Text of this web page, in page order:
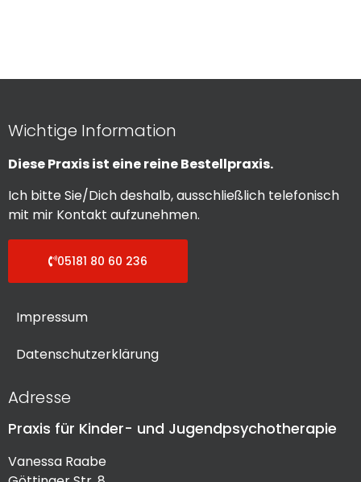
Wichtige Information
Diese Praxis ist eine reine Bestellpraxis.
Ich bitte Sie/Dich deshalb, ausschließlich telefonisch
mit mir Kontakt aufzunehmen.
05181 80 60 236
Impressum
Datenschutzerklärung
Adresse
Praxis für Kinder- und Jugendpsychotherapie
Vanessa Raabe